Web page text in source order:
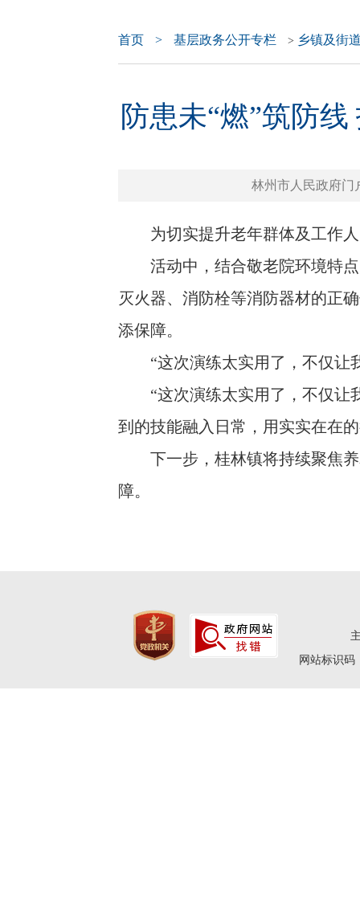
首页 > 基层政务公开专栏 > 乡镇及街
防患未“燃”筑防
林州市人民政府门
为切实提升老年群体及工作人
活动中，结合敬老院环境特点
灭火器、消防栓等消防器材的正
添保障。
“这次演练太实用了，不仅让我
“这次演练太实用了，不仅让我
到的技能融入日常，用实实在在
下一步，桂林镇将持续聚焦养
障。
网站标识